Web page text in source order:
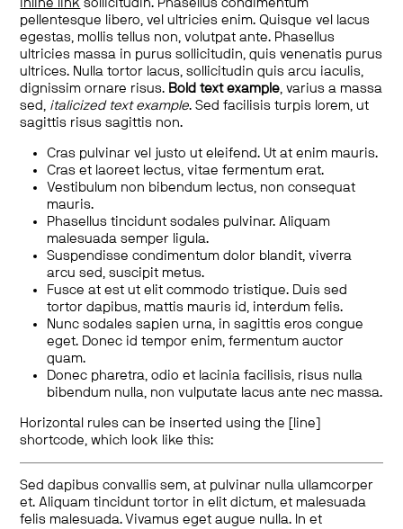
inline link sollicitudin. Phasellus condimentum
pellentesque libero, vel ultricies enim. Quisque vel lacus
egestas, mollis tellus non, volutpat ante. Phasellus
ultricies massa in purus sollicitudin, quis venenatis purus
ultrices. Nulla tortor lacus, sollicitudin quis arcu iaculis,
dignissim ornare risus. Bold text example, varius a massa
sed, italicized text example. Sed facilisis turpis lorem, ut
sagittis risus sagittis non.
Cras pulvinar vel justo ut eleifend. Ut at enim mauris.
Cras et laoreet lectus, vitae fermentum erat.
Vestibulum non bibendum lectus, non consequat
mauris.
Phasellus tincidunt sodales pulvinar. Aliquam
malesuada semper ligula.
Suspendisse condimentum dolor blandit, viverra
arcu sed, suscipit metus.
Fusce at est ut elit commodo tristique. Duis sed
tortor dapibus, mattis mauris id, interdum felis.
Nunc sodales sapien urna, in sagittis eros congue
eget. Donec id tempor enim, fermentum auctor
quam.
Donec pharetra, odio et lacinia facilisis, risus nulla
bibendum nulla, non vulputate lacus ante nec massa.
Horizontal rules can be inserted using the [line]
shortcode, which look like this:
Sed dapibus convallis sem, at pulvinar nulla ullamcorper
et. Aliquam tincidunt tortor in elit dictum, et malesuada
felis malesuada. Vivamus eget augue nulla. In et